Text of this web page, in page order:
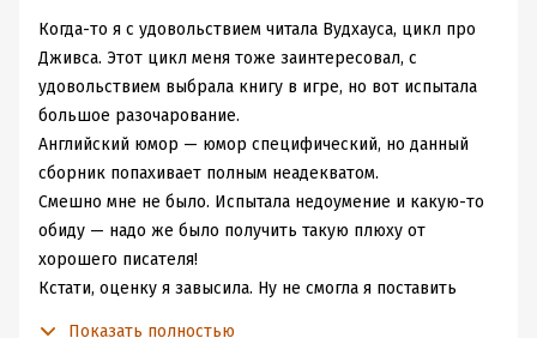
Когда-то я с удовольствием читала Вудхауса, цикл про
Дживса. Этот цикл меня тоже заинтересовал, с
удовольствием выбрала книгу в игре, но вот испытала
большое разочарование.
Английский юмор — юмор специфический, но данный
сборник попахивает полным неадекватом.
Смешно мне не было. Испытала недоумение и какую-то
обиду — надо же было получить такую плюху от
хорошего писателя!
Кстати, оценку я завысила. Ну не смогла я поставить
Показать полностью